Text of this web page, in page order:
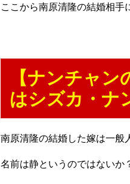
ここから南原清隆の結婚相手
【ナンチャ
はシズカ・ナ
南原清隆の結婚した嫁は一般
名前は静というのではないか